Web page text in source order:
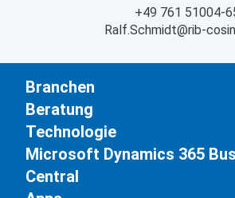
+49 761 51004-
Ralf.Schmidt@rib-
Branchen
Beratung
Technologie
Microsoft Dynamics 365
Central